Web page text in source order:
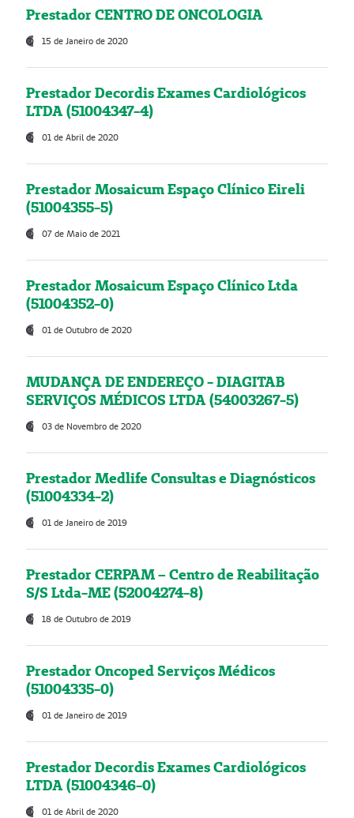
Prestador CENTRO DE ONCOLOGIA
15 de Janeiro de 2020
Prestador Decordis Exames Cardiológicos
LTDA (51004347-4)
01 de Abril de 2020
Prestador Mosaicum Espaço Clínico Eireli
(51004355-5)
07 de Maio de 2021
Prestador Mosaicum Espaço Clínico Ltda
(51004352-0)
01 de Outubro de 2020
MUDANÇA DE ENDEREÇO - DIAGITAB
SERVIÇOS MÉDICOS LTDA (54003267-5)
03 de Novembro de 2020
Prestador Medlife Consultas e Diagnósticos
(51004334-2)
01 de Janeiro de 2019
Prestador CERPAM – Centro de Reabilitação
S/S Ltda-ME (52004274-8)
18 de Outubro de 2019
Prestador Oncoped Serviços Médicos
(51004335-0)
01 de Janeiro de 2019
Prestador Decordis Exames Cardiológicos
LTDA (51004346-0)
01 de Abril de 2020